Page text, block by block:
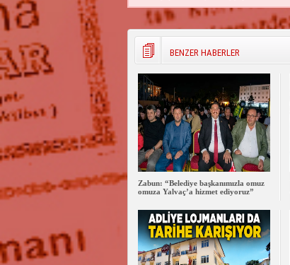
BENZER HABERLER
Zabun: “Belediye başkanımızla omuz
omuza Yalvaç’a hizmet ediyoruz”